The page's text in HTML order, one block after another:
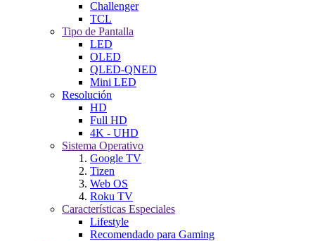
Challenger
TCL
Tipo de Pantalla
LED
OLED
QLED-QNED
Mini LED
Resolución
HD
Full HD
4K - UHD
Sistema Operativo
Google TV
Tizen
Web OS
Roku TV
Características Especiales
Lifestyle
Recomendado para Gaming